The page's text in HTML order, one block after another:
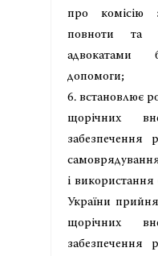
про комісію
повноти та
адвокатами
допомоги;
6. встановлює
щорічних
забезпечення
і використання
України
щорічних
забезпечення